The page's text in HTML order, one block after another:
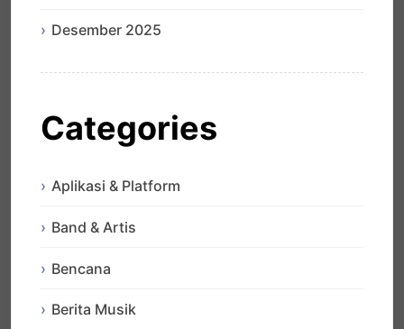
Desember 2025
Categories
Aplikasi & Platform
Band & Artis
Bencana
Berita Musik